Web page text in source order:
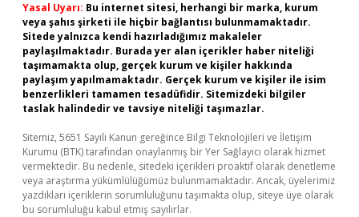
Yasal Uyarı: Bu internet sitesi, herhangi bir marka, kurum
veya şahıs şirketi ile hiçbir bağlantısı bulunmamaktadır.
Sitede yalnızca kendi hazırladığımız makaleler
paylaşılmaktadır. Burada yer alan içerikler haber niteliği
taşımamakta olup, gerçek kurum ve kişiler hakkında
paylaşım yapılmamaktadır. Gerçek kurum ve kişiler ile isim
benzerlikleri tamamen tesadüfidir. Sitemizdeki bilgiler
taslak halindedir ve tavsiye niteliği taşımazlar.
Sitemiz, 5651 Sayılı Kanun gereğince Bilgi Teknolojileri ve İletişim
Kurumu (BTK) tarafından onaylanmış bir Yer Sağlayıcı olarak hizmet
vermektedir. Bu nedenle, sitedeki içerikleri proaktif olarak denetleme
veya araştırma yükümlülüğümüz bulunmamaktadır. Ancak, üyelerimiz
yazdıkları içeriklerin sorumluluğunu taşımakta olup, siteye üye olarak
bu sorumluluğu kabul etmiş sayılırlar.